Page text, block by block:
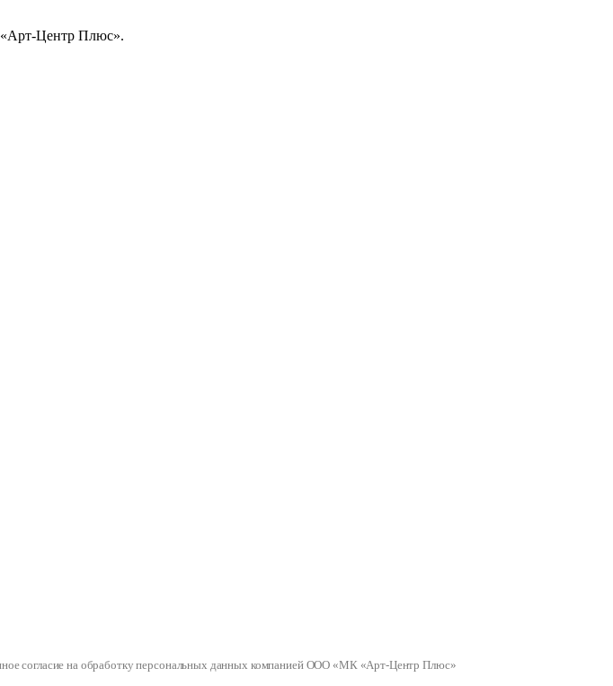
Центр Плюс».
согласие на обработку персональных данных компанией ООО «МК «Арт-Центр Плюс»